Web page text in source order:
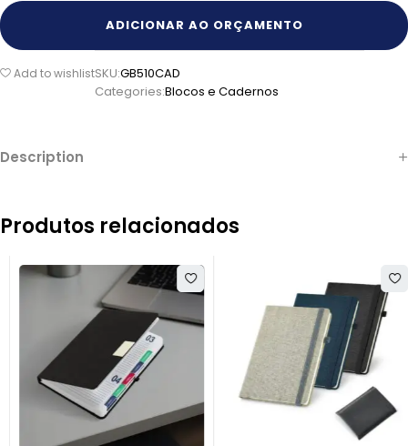
ADICIONAR AO ORÇAMENTO
Add to wishlistSKU:GB510CAD
Categories:Blocos e Cadernos
Description
Produtos relacionados